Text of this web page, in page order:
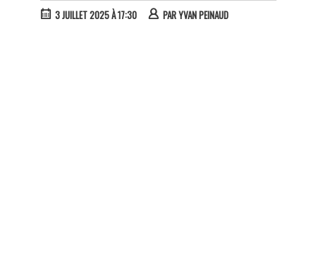
3 JUILLET 2025 À 17:30 PARYVAN PEINAUD